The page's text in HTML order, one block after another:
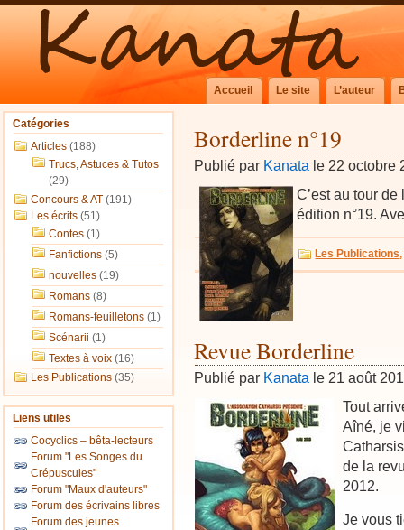
Accueil Le site L’auteur
Catégories
Articles (188)
Trucs, Astuces & Tutos
(29)
Concours & AT (191)
Les écrits (51)
Contes (1)
Fanfictions (5)
nouvelles (19)
Romans (8)
Romans-feuilletons (1)
Scénarii (1)
Textes à voix (16)
Les Publications (35)
Liens utiles
Cocyclics – bêta-lecteurs
Forum "Les Songes du
Crépuscules"
Forum "Maux d'auteurs"
Forum des écrivains libres
Forum des jeunes
Borderline n°19
Publié par Kanata le 22 octobre
C’est au tour
édition n°19.
Les Publications
Revue Borderline
Publié par Kanata le 21 août
Tout
Aîné, je
de la
2012.
Je vous